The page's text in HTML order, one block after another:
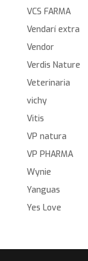
VCS FARMA
Vendarí extra
Vendor
Verdis Nature
Veterinaria
vichy
Vitis
VP natura
VP PHARMA
Wynie
Yanguas
Yes Love